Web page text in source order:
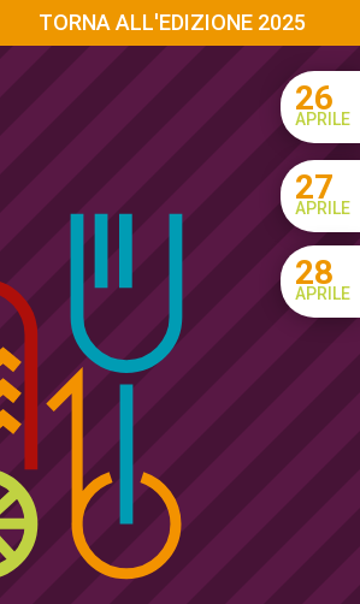
TORNA ALL'EDIZIONE 2025
26
APRILE
27
APRILE
28
APRILE